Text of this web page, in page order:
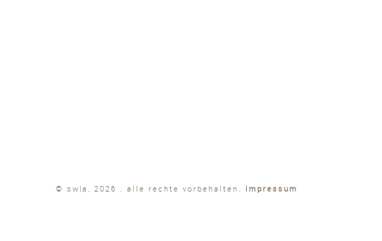
© sw|a, 2026 . alle rechte vorbehalten. impressum